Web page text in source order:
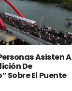
Asisten A
De
Sobre El Puente